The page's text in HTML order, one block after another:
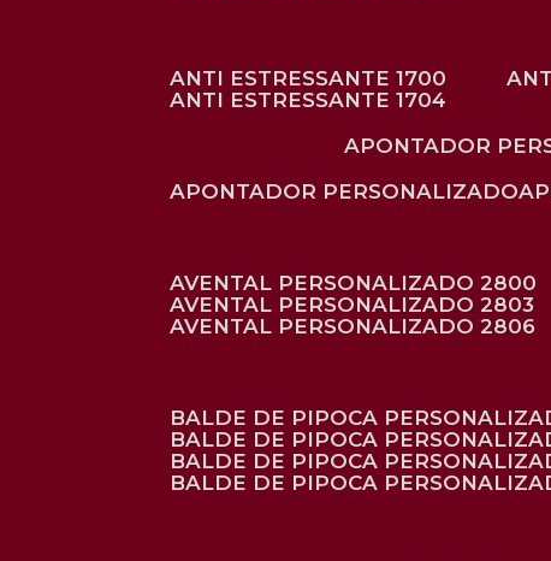
ANTI ESTRESSANTE 1700
ANTI ESTRESSANTE 1704
APONTADOR
APONTADOR PERSONALIZADO
AVENTAL PERSONALIZADO 2800
AVENTAL PERSONALIZADO 2803
AVENTAL PERSONALIZADO 2806
BALDE DE PIPOCA
BALDE DE PIPOCA
BALDE DE PIPOCA
BALDE DE PIPOCA